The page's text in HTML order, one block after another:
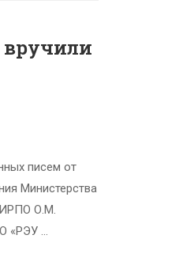
вручили
писем от
Министерства
ИРПО О.М.
«РЭУ …